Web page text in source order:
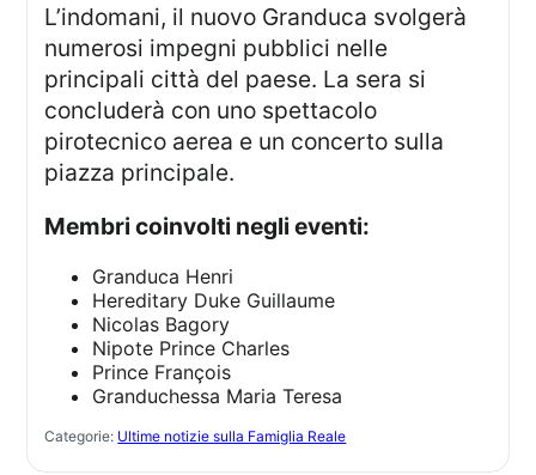
L’indomani, il nuovo Granduca svolgerà
numerosi impegni pubblici nelle
principali città del paese. La sera si
concluderà con uno spettacolo
pirotecnico aerea e un concerto sulla
piazza principale.
Membri coinvolti negli eventi:
Granduca Henri
Hereditary Duke Guillaume
Nicolas Bagory
Nipote Prince Charles
Prince François
Granduchessa Maria Teresa
Categorie: Ultime notizie sulla Famiglia Reale